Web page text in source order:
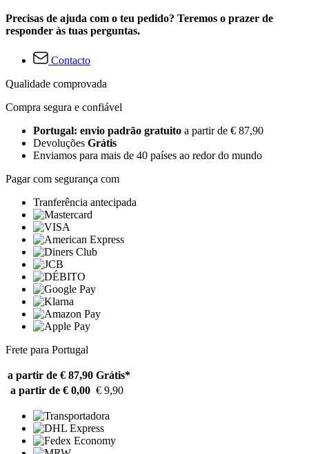
Precisas de ajuda com o teu pedido? Teremos o prazer de
responder às tuas perguntas.
Contacto
Qualidade comprovada
Compra segura e confiável
Portugal: envio padrão gratuito a partir de € 87,90
Devoluções Grátis
Enviamos para mais de 40 países ao redor do mundo
Pagar com segurança com
Tranferência antecipada
Frete para Portugal
a partir de € 87,90 Grátis*
a partir de € 0,00 € 9,90